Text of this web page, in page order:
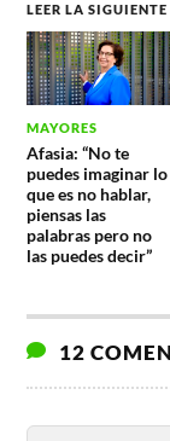
LEER LA
MAYORES
Afasia: “No te
puedes imaginar lo
que es no hablar,
piensas las
palabras pero no
las puedes decir”
12